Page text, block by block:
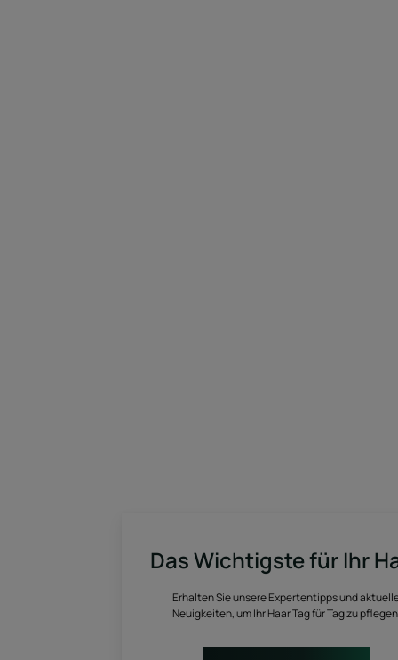
Das Wichtigste für Ihr
Erhalten Sie unsere Expertentipps und
Neuigkeiten, um Ihr Haar Tag für Tag zu